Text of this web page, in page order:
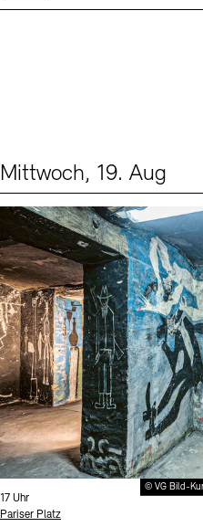
Mittwoch, 19. Aug
© VG Bild-
Uhrzeit:
17 Uhr
Standort
Pariser Platz